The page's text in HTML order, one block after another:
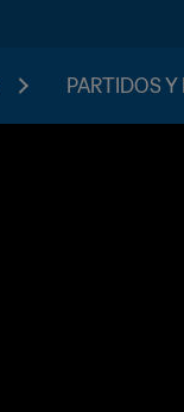
PARTIDOS